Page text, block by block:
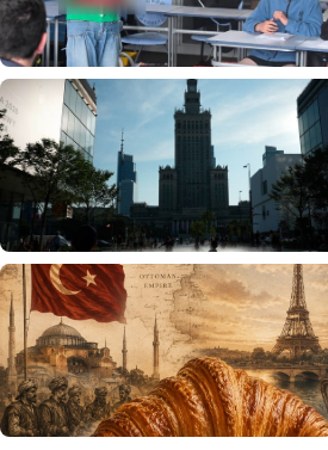
Indonesia•06 Aug 2026
Humaniora
Sekolah di Selandia Baru tambah
pelajaran berbasis industri, dari AI
pariwisata
Indonesia •06 Aug 2026
Humaniora
Gelombang panas bisa memicu
hingga depresi pada anak, ini
peneliti
Indonesia•06 Aug 2026